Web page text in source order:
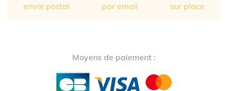
envoi postal
par email
sur place
Moyens de paiement :